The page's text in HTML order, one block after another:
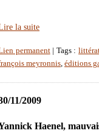
la suite
permanent| Tags :
meyronnis, éditions
11/2009
Haenel,